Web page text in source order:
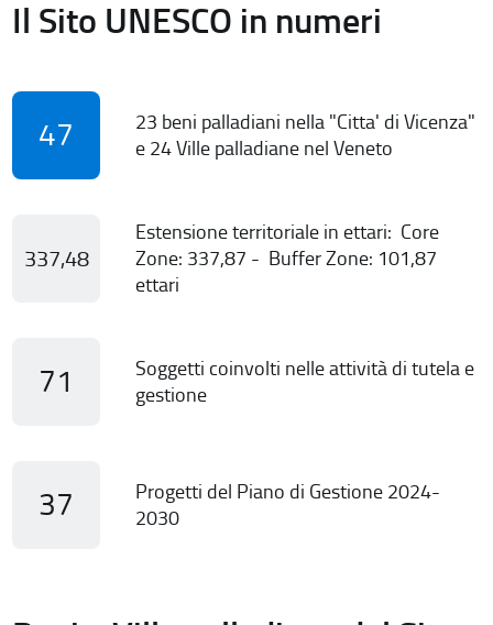
Il Sito UNESCO in numeri
47
23 beni palladiani nella "Citta' di Vicenza"
e 24 Ville palladiane nel Veneto
337,48
Estensione territoriale in ettari: Core
Zone: 337,87 - Buffer Zone: 101,87
ettari
71
Soggetti coinvolti nelle attività di tutela e
gestione
37
Progetti del Piano di Gestione 2024-
2030